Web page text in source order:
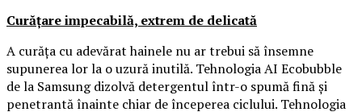
Curățare impecabilă, extrem de delicată
A curăța cu adevărat hainele nu ar trebui să însemne
supunerea lor la o uzură inutilă. Tehnologia AI Ecobubble
de la Samsung dizolvă detergentul într-o spumă fină și
penetrantă înainte chiar de începerea ciclului. Tehnologia